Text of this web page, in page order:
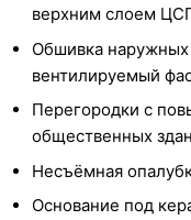
верхним слоем
Обшивка наружных
вентилируемый
Перегородки с
общественных
Несъёмная
Основание под